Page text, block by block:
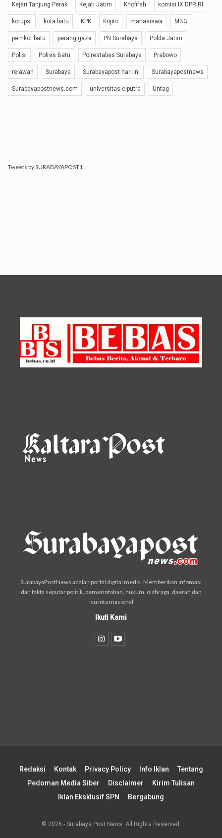
Kejari Tanjung Perak Kejati Jatim Khofifah komisi IX DPR RI
korupsi kota batu KPK Kripto mahasiswa MBG
pemkot batu perang gaza PN Surabaya Polda Jatim
Polisi Polres Batu Polrestabes Surabaya Prabowo
relawan Surabaya Surabayapost hari ini Surabayapostnews
Surabayapostnews.com universitas ciputra Untag
Tweets by SURABAYAPOST1
SurabayaPostNews adalah portal digital media. Memberikan infomasi
dan fakta seputar politik, pemerintahan, hukum, olahraga, daerah dan
isu internasional
Ikuti Kami
Redaksi Kontak Privacy Policy Info Iklan
Tentang
Pedoman Media Siber
Disclaimer
Kirim Tulisan
Iklan Eksklusif SPN
Bergabung
© 2026 - Surabaya Post News. All Rights Reserved.